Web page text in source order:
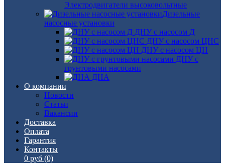
Электродвигатели высоковольтные
Дизельные
насосные установки
ДНУ с насосом Д
ДНУ с насосом ЦНС
ДНУ с насосом ЦН
ДНУ с
грунтовыми насосами
ДНА
О компании
Новости
Статьи
Вакансии
Доставка
Оплата
Гарантия
Контакты
0 руб (0)